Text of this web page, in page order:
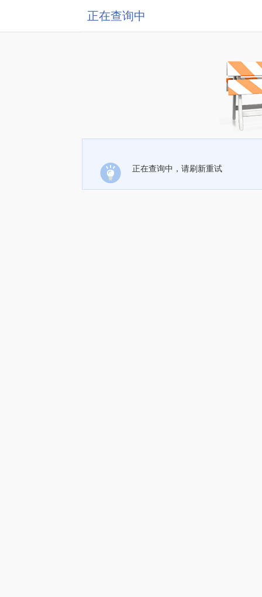
正在查询中
正在查询中，请刷新重试